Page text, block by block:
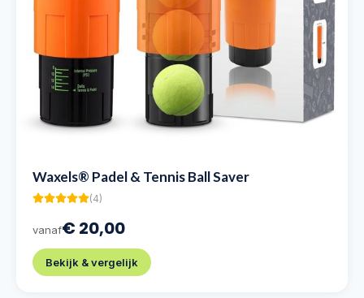
Waxels® Padel & Tennis Ball Saver
(4)
vanaf€ 20,00
Bekijk & vergelijk